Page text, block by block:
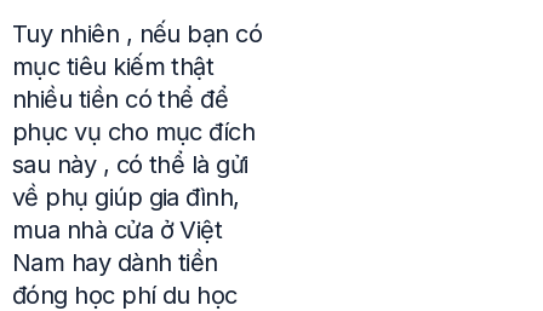
Tuy nhiên , nếu bạn có
mục tiêu kiếm thật
nhiều tiền có thể để
phục vụ cho mục đích
sau này , có thể là gửi
về phụ giúp gia đình,
mua nhà cửa ở Việt
Nam hay dành tiền
đóng học phí du học